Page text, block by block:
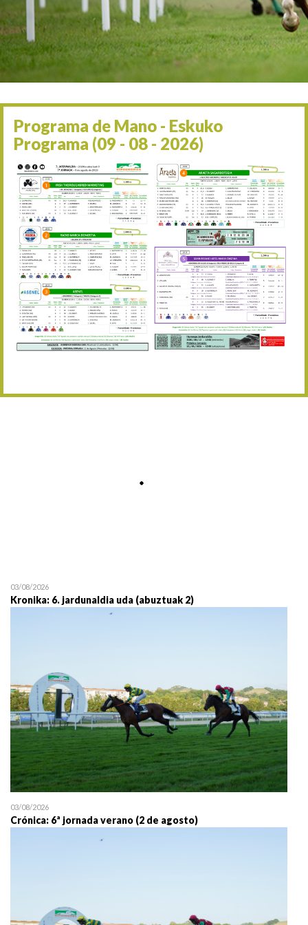
06/09 17:30 Irailaren 6a / 6 de
13/09 17:30 Irailaren 13a / 13 de
30/09 11:30 Irailaren 30a / 30 de
11/06 11:30
05/07 11:30 Uztailaren 5a / 5 de julio
12/07 11:30 Uztailaren 12a / 12 de
19/07 11:30 Uztailaren 19a / 19 de
25/07 11:30 Uztailaren 25a / 25 de
02/08 17:30 Abuztuaren 2a / 2 de
09/08 17:30 Abuztuaren 9a / 9 de
12/08 12:24 Abuztaren 12a / 12 de
15/08 17:05 Abuztuaren 15a / 15 de
30/08 17:30 Abuztuaren 30a / 30 de
19/07 11:30
Programa de Mano - Eskuko
Programa (09 - 08 - 2026)
03/08/2026
Kronika: 6. jardunaldia uda (abuztuak 2)
03/08/2026
Crónica: 6ª jornada verano (2 de agosto)